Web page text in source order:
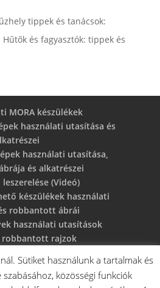
tippek és tanácsok:
Hűtők és fagyasztók: tippek és
MORA készülékek
használati utasítása és
használati utasítása,
és alkatrészei
(Videó)
készülékek használati
robbantott ábrái
használati utasítások
robbantott rajzok
hiba, és megoldások
Sütiket használunk a tartalmak és
közösségi funkciók